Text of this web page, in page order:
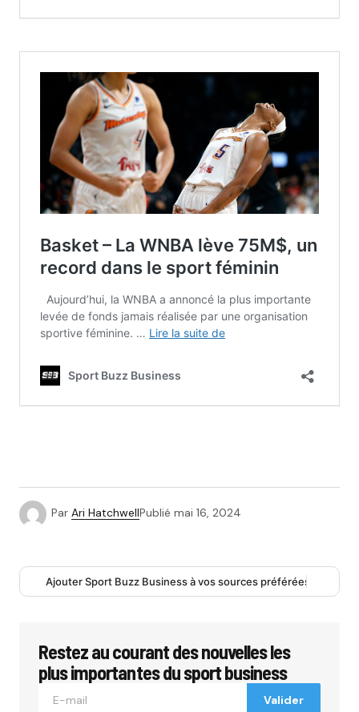
Par Ari HatchwellPublié mai 16, 2024
Ajouter Sport Buzz Business à vos sources préférées
Restez au courant des nouvelles les
plus importantes du sport business
Valider